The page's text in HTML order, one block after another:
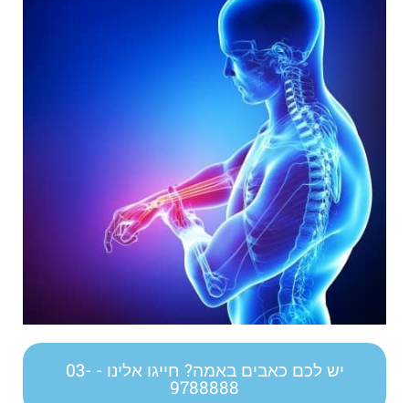
יש לכם כאבים באמה? חייגו אלינו - 03-
9788888